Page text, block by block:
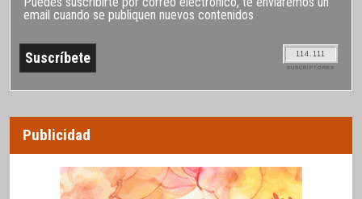
email cuando se publiquen nuevos contenidos
114.111
SUSCRIPTORES
Publicidad